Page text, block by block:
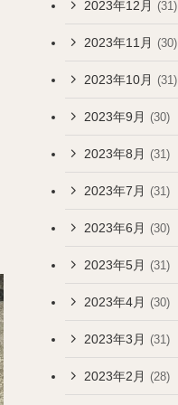
2023年12月 (31)
2023年11月 (30)
2023年10月 (31)
2023年9月 (30)
2023年8月 (31)
2023年7月 (31)
2023年6月 (30)
2023年5月 (31)
2023年4月 (30)
2023年3月 (31)
2023年2月 (28)